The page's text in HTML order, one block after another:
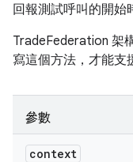
回報測試呼叫的開始
TradeFederation 架
寫這個方法，才能支
參數
context